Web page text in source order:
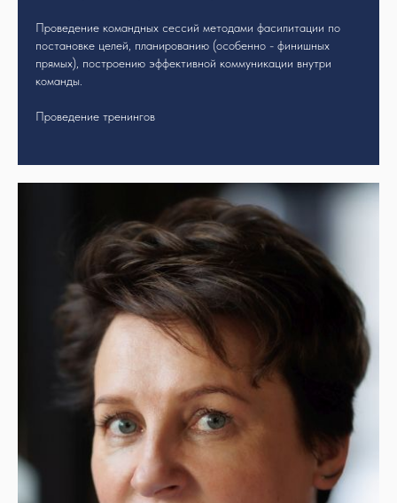
Проведение командных сессий методами фасилитации по
постановке целей, планированию (особенно - финишных
прямых), построению эффективной коммуникации внутри
команды.
Проведение тренингов